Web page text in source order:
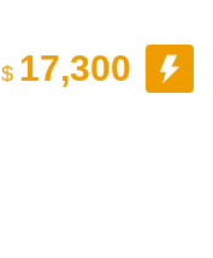
$ 17,300